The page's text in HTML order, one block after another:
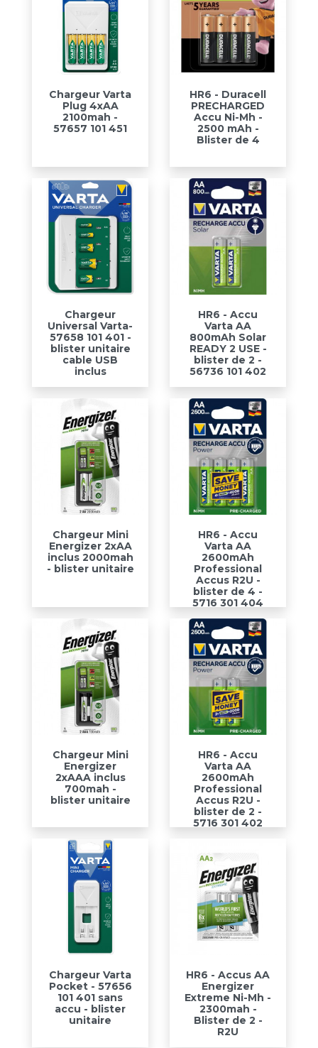
Chargeur Varta
Plug 4xAA
2100mah -
57657 101 451
HR6 - Duracell
PRECHARGED
Accu Ni-Mh -
2500 mAh -
Blister de 4
Chargeur
Universal Varta-
57658 101 401 -
blister unitaire
cable USB
inclus
HR6 - Accu
Varta AA
800mAh Solar
READY 2 USE -
blister de 2 -
56736 101 402
Chargeur Mini
Energizer 2xAA
inclus 2000mah
- blister unitaire
HR6 - Accu
Varta AA
2600mAh
Professional
Accus R2U -
blister de 4 -
5716 301 404
Chargeur Mini
Energizer
2xAAA inclus
700mah -
blister unitaire
HR6 - Accu
Varta AA
2600mAh
Professional
Accus R2U -
blister de 2 -
5716 301 402
Chargeur Varta
Pocket - 57656
101 401 sans
accu - blister
unitaire
HR6 - Accus AA
Energizer
Extreme Ni-Mh -
2300mah -
Blister de 2 -
R2U